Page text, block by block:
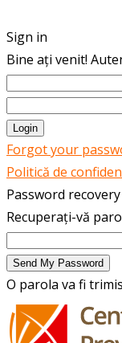
Sign in
Bine ați venit!
Forgot your
Politică de
Password recovery
Recuperați-vă
O parola va fi